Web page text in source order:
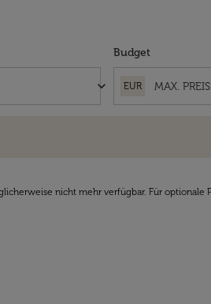
keyboard_arrow_down
Budget
EUR
nicht mehr verfügbar. Für optionale